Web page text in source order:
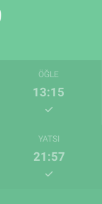
ÖĞLE
13:15
YATSI
21:57